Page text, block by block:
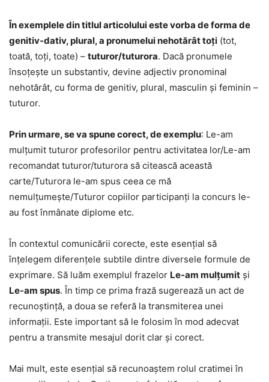
În exemplele din titlul articolului este vorba de forma de
genitiv-dativ, plural, a pronumelui nehotărât toți (tot,
toată, toți, toate) – tuturor/tuturora. Dacă pronumele
însoțește un substantiv, devine adjectiv pronominal
nehotărât, cu forma de genitiv, plural, masculin și feminin –
tuturor.
Prin urmare, se va spune corect, de exemplu: Le-am
mulțumit tuturor profesorilor pentru activitatea lor/Le-am
recomandat tuturor/tuturora să citească această
carte/Tuturora le-am spus ceea ce mă
nemulțumește/Tuturor copiilor participanți la concurs le-
au fost înmânate diplome etc.
În contextul comunicării corecte, este esențial să
înțelegem diferențele subtile dintre diversele formule de
exprimare. Să luăm exemplul frazelor Le-am mulțumit și
Le-am spus. În timp ce prima frază sugerează un act de
recunoștință, a doua se referă la transmiterea unei
informații. Este important să le folosim în mod adecvat
pentru a transmite mesajul dorit clar și corect.
Mai mult, este esențial să recunoaștem rolul cratimei în